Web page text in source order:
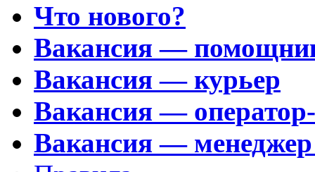
Что нового?
Вакансия —
Вакансия — курьер
Вакансия —
Вакансия —